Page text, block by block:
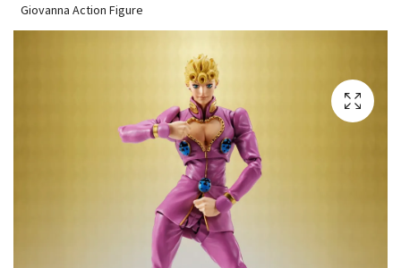
Giovanna Action Figure